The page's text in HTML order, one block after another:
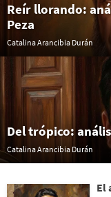
Reír llorando:
Peza
Catalina Arancibia Durán
Del trópico:
Catalina Arancibia Durán
El